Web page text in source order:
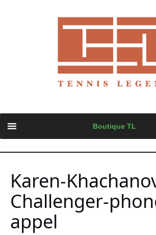
content
Boutique TL
Karen-
Challenger-
appel